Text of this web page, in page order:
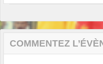
COMMENTEZ